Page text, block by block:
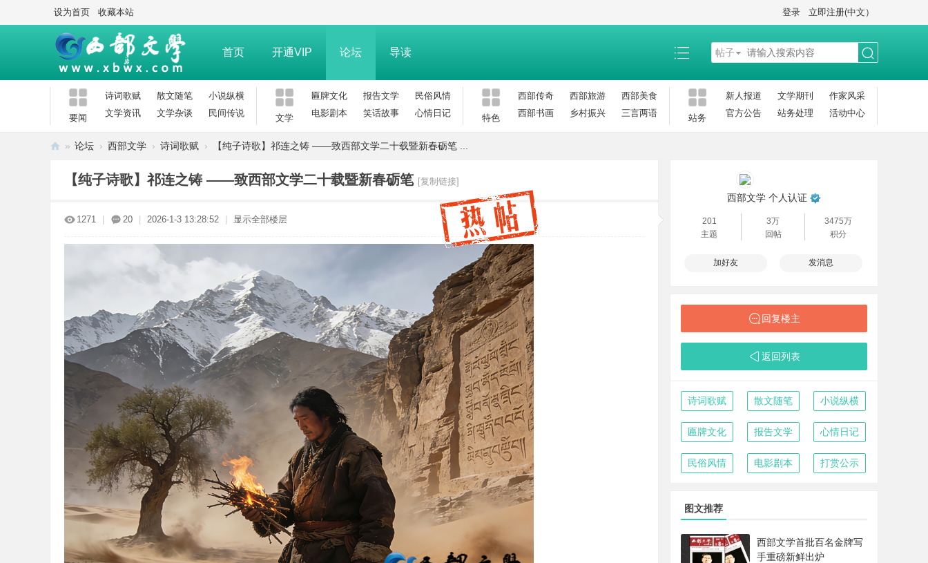
设为首页 收藏本站 登录 立即注册(中文）
首页 开通VIP 论坛 导读 帖子
要闻
诗词歌赋 散文随笔
小说纵横
文学资讯
文学杂谈 民间传说 文学
匾牌文化 报告文学
民俗风情
电影剧本
笑话故事 心情日记 特色
西部传奇 西部旅游
西部美食
西部书画
乡村振兴 三言两语 站务
新人报道 文学期刊
作家风采
官方公告
站务处理 活动中心
» 论坛 › 西部文学 › 诗词歌赋 › 【纯子诗歌】祁连之铸 ——致西部文学二十载暨新春砺笔 ...
【纯子诗歌】祁连之铸 ——致西部文学二十载暨新春砺笔 [复制链接]
1271 20 2026-1-3 13:28:52 显示全部楼层
西部文学 个人认证
201
主题
3万
回帖
3475万
积分
加好友 发消息
回复楼主
返回列表
诗词歌赋 散文随笔 小说纵横
匾牌文化 报告文学 心情日记
民俗风情 电影剧本 打赏公示
图文推荐
西部文学首批百名金牌写
手重磅新鲜出炉